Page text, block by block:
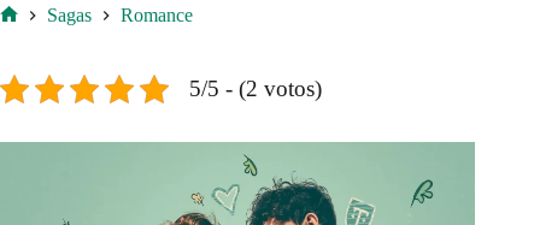
Sagas Romance
5/5 - (2 votos)